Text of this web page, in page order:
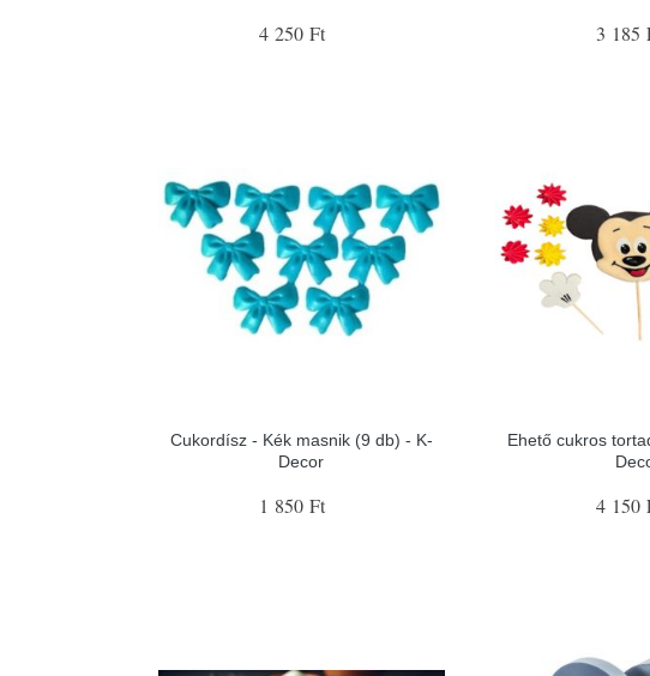
4 250 Ft 3 185
Cukordísz - Kék masnik (9 db) - K-
Decor
1 850 Ft
Ehető cukros
4 150